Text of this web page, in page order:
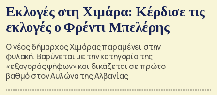
Εκλογές στη Χιμάρα: Κέρδισε τις
εκλογές ο Φρέντι Μπελέρης
Ο νέος δήμαρχος Χιμάρας παραμένει στην
φυλακή. Βαρύνεται με την κατηγορία της
«εξαγοράς ψήφων» και δικάζεται σε πρώτο
βαθμό στον Αυλώνα της Αλβανίας